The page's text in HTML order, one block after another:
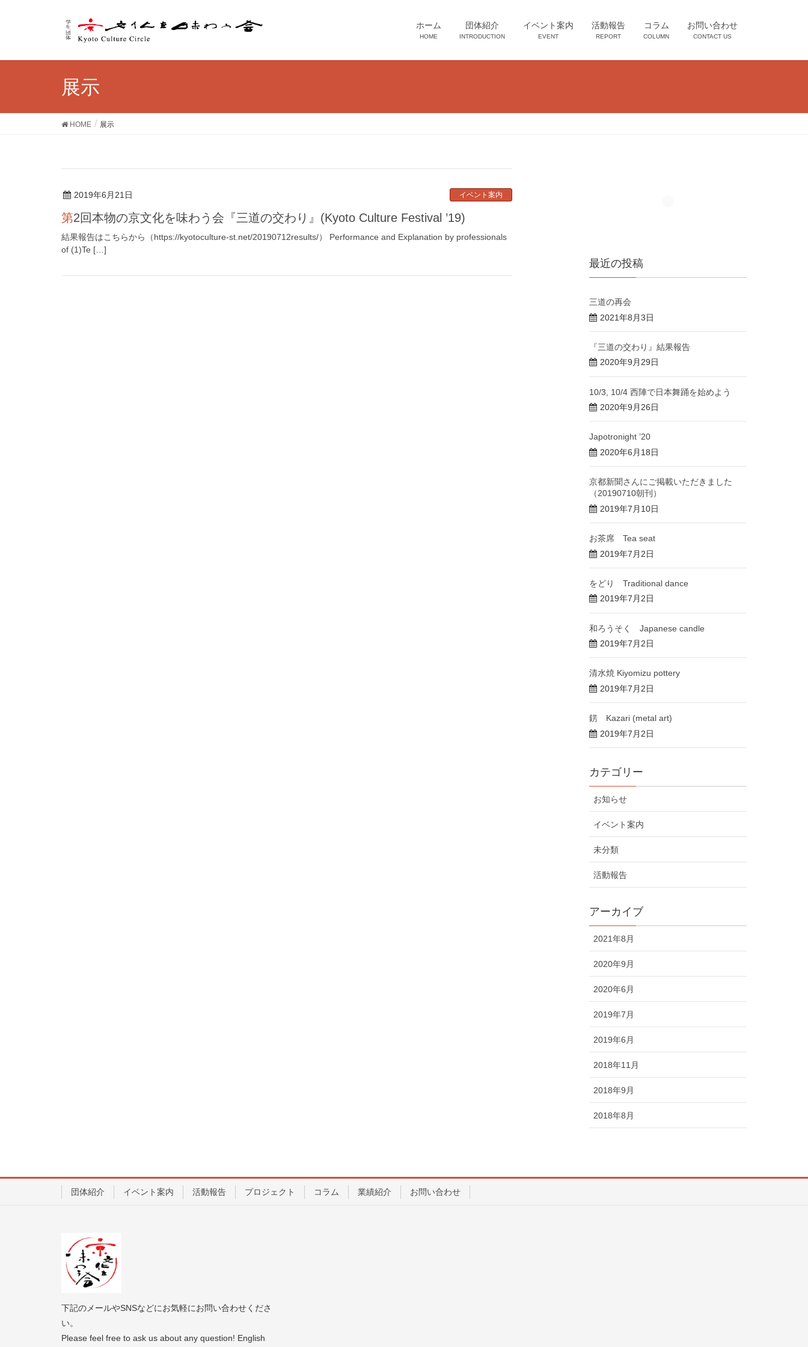
ホーム
HOME
団体紹介
INTRODUCTION
イベント案内
EVENT
活動報告
REPORT
コラム
COLUMN
お問い合わせ
CONTACT US
展示
HOME 展示
2019年6月21日 イベント案内
第2回本物の京文化を味わう会『三道の交わり』(Kyoto Culture Festival ’19)
結果報告はこちらから（https://kyotoculture-st.net/20190712results/） Performance and Explanation by professionals
of (1)Te […]
最近の投稿
三道の再会
2021年8月3日
『三道の交わり』結果報告
2020年9月29日
10/3, 10/4 西陣で日本舞踊を始めよう
2020年9月26日
Japotronight ’20
2020年6月18日
京都新聞さんにご掲載いただきました
（20190710朝刊）
2019年7月10日
お茶席 Tea seat
2019年7月2日
をどり Traditional dance
2019年7月2日
和ろうそく Japanese candle
2019年7月2日
清水焼 Kiyomizu pottery
2019年7月2日
錺 Kazari (metal art)
2019年7月2日
カテゴリー
お知らせ
イベント案内
未分類
活動報告
アーカイブ
2021年8月
2020年9月
2020年6月
2019年7月
2019年6月
2018年11月
2018年9月
2018年8月
団体紹介 イベント案内 活動報告 プロジェクト コラム 業績紹介 お問い合わせ
下記のメールやSNSなどにお気軽にお問い合わせくださ
い。
Please feel free to ask us about any question! English